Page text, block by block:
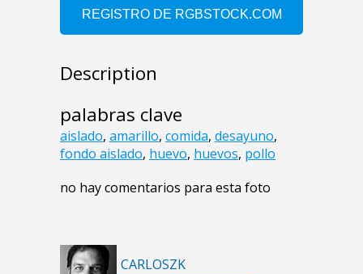
Description
palabras clave
aislado, amarillo, comida, desayuno,
fondo aislado, huevo, huevos, pollo
no hay comentarios para esta foto
CARLOSZK